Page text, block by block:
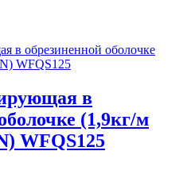
в
(1,9кг/м
WFQS125